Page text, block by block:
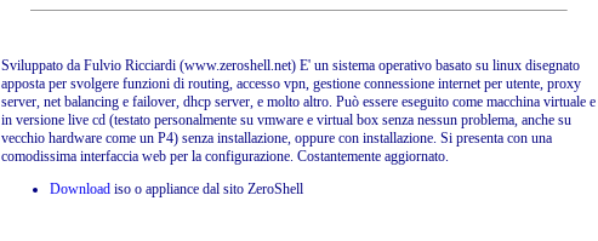
Sviluppato da Fulvio Ricciardi (www.zeroshell.net) E' un sistema operativo basato su linux disegnato
apposta per svolgere funzioni di routing, accesso vpn, gestione connessione internet per utente, proxy
server, net balancing e failover, dhcp server, e molto altro. Può essere eseguito come macchina virtuale e
in versione live cd (testato personalmente su vmware e virtual box senza nessun problema, anche su
vecchio hardware come un P4) senza installazione, oppure con installazione. Si presenta con una
comodissima interfaccia web per la configurazione. Costantemente aggiornato.
Download iso o appliance dal sito ZeroShell